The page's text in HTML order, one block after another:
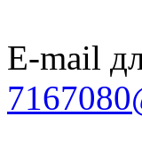
E-mail